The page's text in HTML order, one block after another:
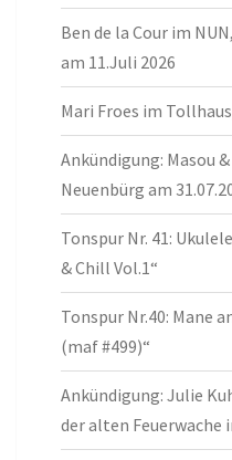
Ben de la Cour im
am 11.Juli 2026
Mari Froes im
Ankündigung: Masou
Neuenbürg am
Tonspur Nr. 41:
& Chill Vol.1“
Tonspur Nr.40: Mane
(maf #499)“
Ankündigung: Julie
der alten Feuerwache